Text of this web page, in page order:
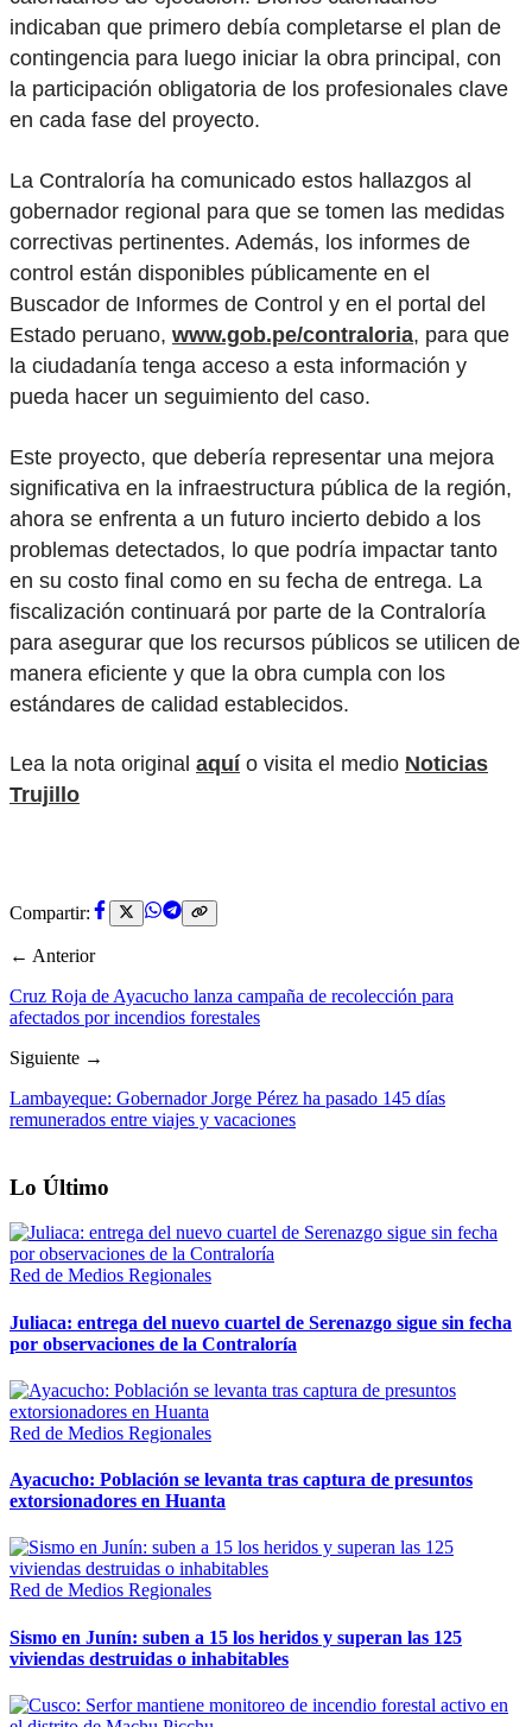
indicaban que primero debía completarse el plan de
contingencia para luego iniciar la obra principal, con
la participación obligatoria de los profesionales clave
en cada fase del proyecto.
La Contraloría ha comunicado estos hallazgos al
gobernador regional para que se tomen las medidas
correctivas pertinentes. Además, los informes de
control están disponibles públicamente en el
Buscador de Informes de Control y en el portal del
Estado peruano, www.gob.pe/contraloria, para que
la ciudadanía tenga acceso a esta información y
pueda hacer un seguimiento del caso.
Este proyecto, que debería representar una mejora
significativa en la infraestructura pública de la región,
ahora se enfrenta a un futuro incierto debido a los
problemas detectados, lo que podría impactar tanto
en su costo final como en su fecha de entrega. La
fiscalización continuará por parte de la Contraloría
para asegurar que los recursos públicos se utilicen de
manera eficiente y que la obra cumpla con los
estándares de calidad establecidos.
Lea la nota original aquí o visita el medio Noticias
Trujillo
Compartir:
← Anterior
Cruz Roja de Ayacucho lanza campaña de recolección para
afectados por incendios forestales
Siguiente →
Lambayeque: Gobernador Jorge Pérez ha pasado 145 días
remunerados entre viajes y vacaciones
Lo Último
Red de Medios Regionales
Juliaca: entrega del nuevo cuartel de Serenazgo sigue sin fecha
por observaciones de la Contraloría
Red de Medios Regionales
Ayacucho: Población se levanta tras captura de presuntos
extorsionadores en Huanta
Red de Medios Regionales
Sismo en Junín: suben a 15 los heridos y superan las 125
viviendas destruidas o inhabitables